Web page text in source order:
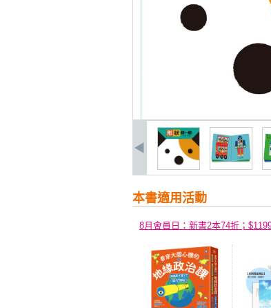
本書適用活動
8月會員日：新書2本74折；